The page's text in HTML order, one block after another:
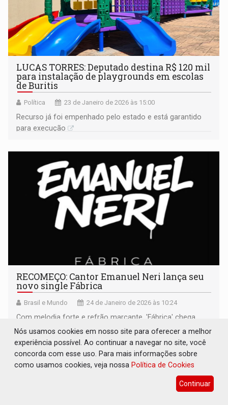
LUCAS TORRES: Deputado destina R$ 120 mil
para instalação de playgrounds em escolas
de Buritis
Política 23 de Janeiro de 2026 às 15:00
Recurso já foi empenhado pelo estado e está garantido
para execução
RECOMEÇO: Cantor Emanuel Neri lança seu
novo single Fábrica
Brasil e Mundo 24 de Janeiro de 2026 às 10:24
Com melodia forte e refrão marcante, 'Fábrica' chega
com identidade própria, posicionando Emanuel dentro de
um pop rock autêntico, inspirado pelo rock nacional dos
anos 80 e 90
Nós usamos cookies em nosso site para oferecer a melhor
experiência possível. Ao continuar a navegar no site, você
concorda com esse uso. Para mais informações sobre
como usamos cookies, veja nossa Política de Cookies
Continuar